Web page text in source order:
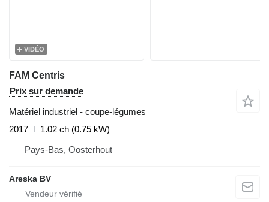
VIDÉO
FAM Centris
Prix sur demande
Matériel industriel - coupe-légumes
2017
1.02 ch (0.75 kW)
Pays-Bas, Oosterhout
Areska BV